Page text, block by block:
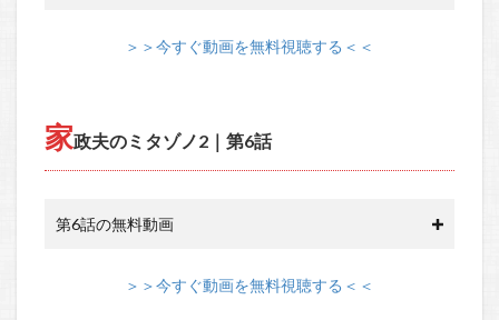
＞＞今すぐ動画を無料視聴する＜＜
家政夫のミタゾノ2｜第6話
第6話の無料動画
＞＞今すぐ動画を無料視聴する＜＜